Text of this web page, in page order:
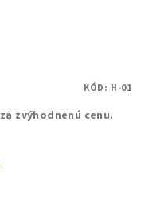
zvýhodnenú cenu.
KÓD: H-01